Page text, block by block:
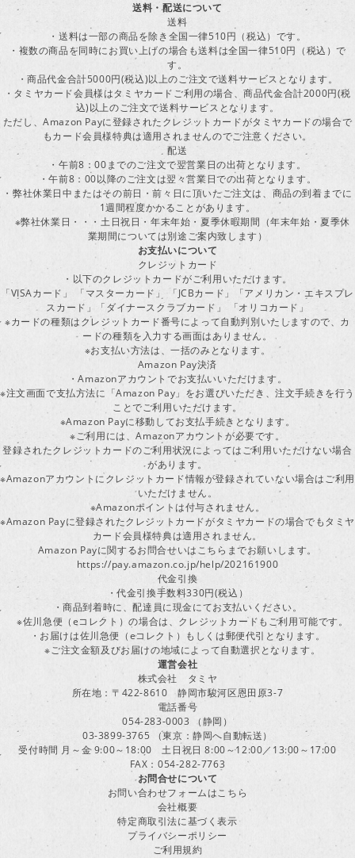
送料・配送について
送料
・送料は一部の商品を除き全国一律510円（税込）です。
・複数の商品を同時にお買い上げの場合も送料は全国一律510円（税込）で
す。
・商品代金合計5000円(税込)以上のご注文で送料サービスとなります。
・タミヤカード会員様はタミヤカードご利用の場合、商品代金合計2000円(税
込)以上のご注文で送料サービスとなります。
ただし、Amazon Payに登録されたクレジットカードがタミヤカードの場合で
もカード会員様特典は適用されませんのでご注意ください。
配送
・午前8：00までのご注文で翌営業日の出荷となります。
・午前8：00以降のご注文は翌々営業日での出荷となります。
・弊社休業日中またはその前日・前々日に頂いたご注文は、商品の到着までに
1週間程度かかることがあります。
※弊社休業日・・・土日祝日・年末年始・夏季休暇期間（年末年始・夏季休
業期間については別途ご案内致します）
お支払いについて
クレジットカード
・以下のクレジットカードがご利用いただけます。
「VISAカード」 「マスターカード」 「JCBカード」「アメリカン・エキスプレ
スカード」「ダイナースクラブカード」 「オリコカード」
※カードの種類はクレジットカード番号によって自動判別いたしますので、カ
ードの種類を入力する画面はありません。
※お支払い方法は、一括のみとなります。
Amazon Pay決済
・Amazonアカウントでお支払いいただけます。
※注文画面で支払方法に「Amazon Pay」をお選びいただき、注文手続きを行う
ことでご利用いただけます。
※Amazon Payに移動してお支払手続きとなります。
※ご利用には、Amazonアカウントが必要です。
登録されたクレジットカードのご利用状況によってはご利用いただけない場合
があります。
※Amazonアカウントにクレジットカード情報が登録されていない場合はご利用
いただけません。
※Amazonポイントは付与されません。
※Amazon Payに登録されたクレジットカードがタミヤカードの場合でもタミヤ
カード会員様特典は適用されません。
Amazon Payに関するお問合せいはこちらまでお願いします。
https://pay.amazon.co.jp/help/202161900
代金引換
・代金引換手数料330円(税込）
・商品到着時に、配達員に現金にてお支払いください。
※佐川急便（eコレクト）の場合は、クレジットカードもご利用可能です。
・お届けは佐川急便（eコレクト）もしくは郵便代引となります。
※ご注文金額及びお届けの地域によって自動選択となります。
運営会社
株式会社 タミヤ
所在地：〒422-8610 静岡市駿河区恩田原3-7
電話番号
054-283-0003 （静岡）
03-3899-3765 （東京：静岡へ自動転送）
受付時間 月～金 9:00～18:00 土日祝日 8:00～12:00／13:00～17:00
FAX：054-282-7763
お問合せについて
お問い合わせフォームはこちら
会社概要
特定商取引法に基づく表示
プライバシーポリシー
ご利用規約